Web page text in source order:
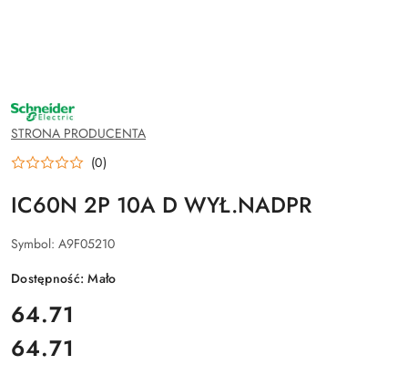
NAZWA
PRODUCENTA:
SCHNEIDER
ELECTRIC
STRONA PRODUCENTA
(0)
IC60N 2P 10A D WYŁ.NADPR
Symbol: A9F05210
Dostępność:Mało
cena:
64.71
Cena:
64.71